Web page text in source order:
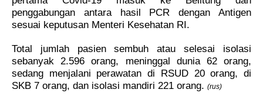
penggabungan antara hasil PCR dengan Antigen
sesuai keputusan Menteri Kesehatan RI.
Total jumlah pasien sembuh atau selesai isolasi
sebanyak 2.596 orang, meninggal dunia 62 orang,
sedang menjalani perawatan di RSUD 20 orang, di
SKB 7 orang, dan isolasi mandiri 221 orang. (rus)